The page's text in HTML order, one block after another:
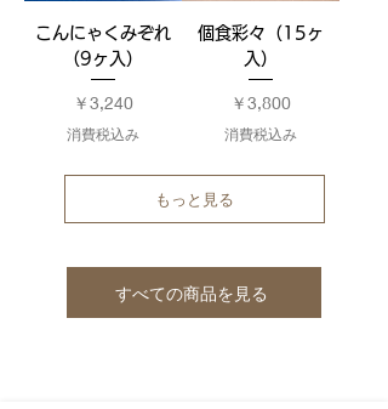
こんにゃくみぞれ
（9ヶ入）
価格
￥3,240
消費税込み
個食彩々（15ヶ
入）
価格
￥3,800
消費税込み
もっと見る
すべての商品を見る